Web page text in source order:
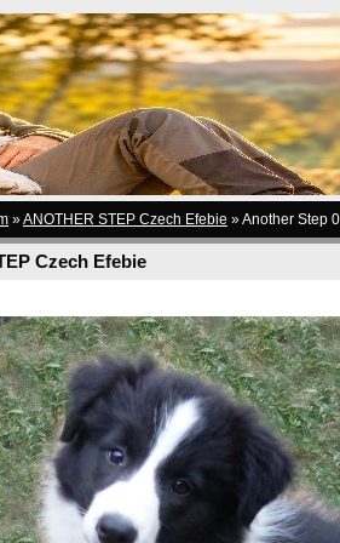
»ANOTHER STEP Czech Efebie »Another Step
Czech Efebie